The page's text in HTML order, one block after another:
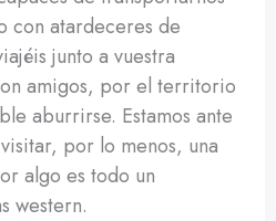
con atardeceres de
junto a vuestra
amigos, por el territorio
aburrirse. Estamos ante
por lo menos, una
algo es todo un
western.